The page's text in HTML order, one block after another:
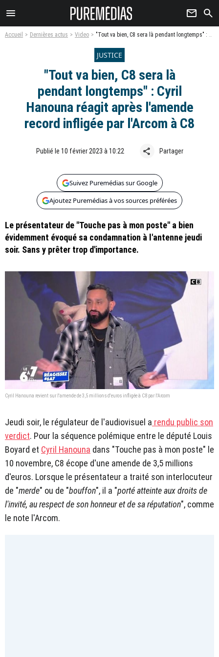
menu newsletter search
Accueil Dernières actus Video "Tout va bien, C8 sera là pendant longtemps" : Cyril Hanouna réagit après l'amende record infligée par l'Arcom à C8
JUSTICE
"Tout va bien, C8 sera là
pendant longtemps" : Cyril
Hanouna réagit après l'amende
record infligée par l'Arcom à C8
Publié le 10 février 2023 à 10:22 share Partager
Suivez Puremédias sur Google
Ajoutez Puremédias à vos sources préférées
Le présentateur de "Touche pas à mon poste" a bien
évidemment évoqué sa condamnation à l'antenne jeudi
soir. Sans y prêter trop d'importance.
Cyril Hanouna revient sur l'amende de 3,5 millions d'euros infligée à C8 par l'Arcom
Jeudi soir, le régulateur de l'audiovisuel a rendu public son
verdict. Pour la séquence polémique entre le député Louis
Boyard et Cyril Hanouna dans "Touche pas à mon poste" le
10 novembre, C8 écope d'une amende de 3,5 millions
d'euros. Lorsque le présentateur a traité son interlocuteur
de "merde" ou de "bouffon", il a "porté atteinte aux droits de
l'invité, au respect de son honneur et de sa réputation", comme
le note l'Arcom.